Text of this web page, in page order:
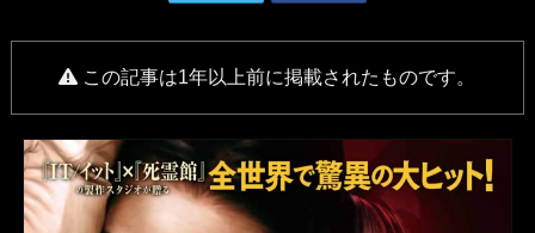
この記事は1年以上前に掲載されたものです。